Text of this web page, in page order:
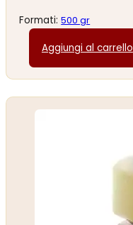
Formati:500 gr
Aggiungi al carrello